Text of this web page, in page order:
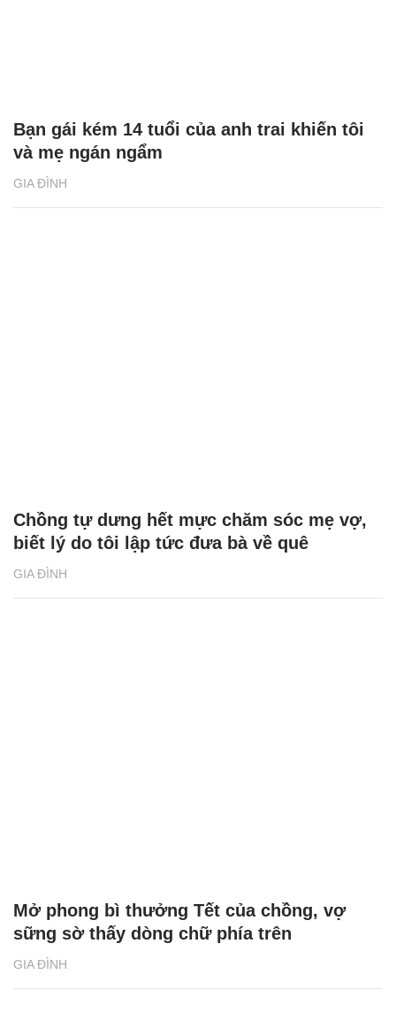
GIA ĐÌNH
Bạn gái kém 14 tuổi của anh trai khiến tôi
và mẹ ngán ngẩm
GIA ĐÌNH
Chồng tự dưng hết mực chăm sóc mẹ vợ,
biết lý do tôi lập tức đưa bà về quê
GIA ĐÌNH
Mở phong bì thưởng Tết của chồng, vợ
sững sờ thấy dòng chữ phía trên